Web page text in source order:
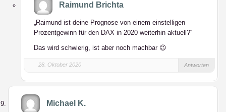
Raimund Brichta
„Raimund ist deine Prognose von einem einstelligen
Prozentgewinn für den DAX in 2020 weiterhin aktuell?“
Das wird schwierig, ist aber noch machbar 😉
28. Oktober 2020 Antworten
Michael K.